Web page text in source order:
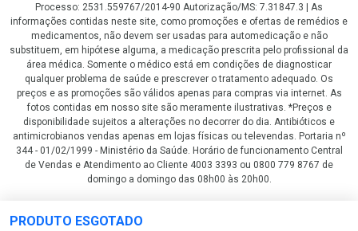
PRODUTO ESGOTADO
Processo: 2531.559767/2014-90 Autorização/MS: 7.31847.3 | As
informações contidas neste site, como promoções e ofertas de remédios e
medicamentos, não devem ser usadas para automedicação e não
substituem, em hipótese alguma, a medicação prescrita pelo profissional da
área médica. Somente o médico está em condições de diagnosticar
qualquer problema de saúde e prescrever o tratamento adequado. Os
preços e as promoções são válidos apenas para compras via internet. As
fotos contidas em nosso site são meramente ilustrativas. *Preços e
disponibilidade sujeitos a alterações no decorrer do dia. Antibióticos e
antimicrobianos vendas apenas em lojas físicas ou televendas. Portaria nº
344 - 01/02/1999 - Ministério da Saúde. Horário de funcionamento Central
de Vendas e Atendimento ao Cliente 4003 3393 ou 0800 779 8767 de
domingo a domingo das 08h00 às 20h00.
LGPD Aceite os Cookies